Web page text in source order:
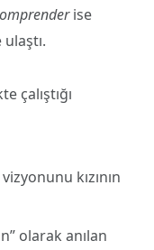
ise
çalıştığı
kızının
olarak anılan